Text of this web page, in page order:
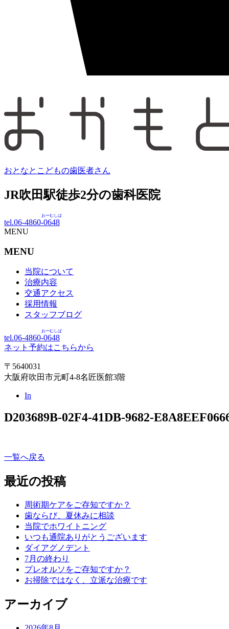
おとなとこどもの歯医者さん
JR吹田駅徒歩2分の歯科医院
tel.06-4860-0648
おーむしば
MENU
MENU
当院について
治療内容
交通アクセス
採用情報
スタッフブログ
tel.06-4860-0648
おーむしば
ネット予約はこちらから
〒5640031
大阪府吹田市元町4-8名匠医館3階
In
D203689B-02F4-41DB-9682-
一覧へ戻る
最近の投稿
周術期ケアをご存知ですか？
歯ならび、夏休みに相談
当院でホワイトニング
いつも通院ありがとうございます
ダイアグノデント
7月の終わり
プレオルソをご存知ですか？
お掃除ではなく、立派な治療です
アーカイブ